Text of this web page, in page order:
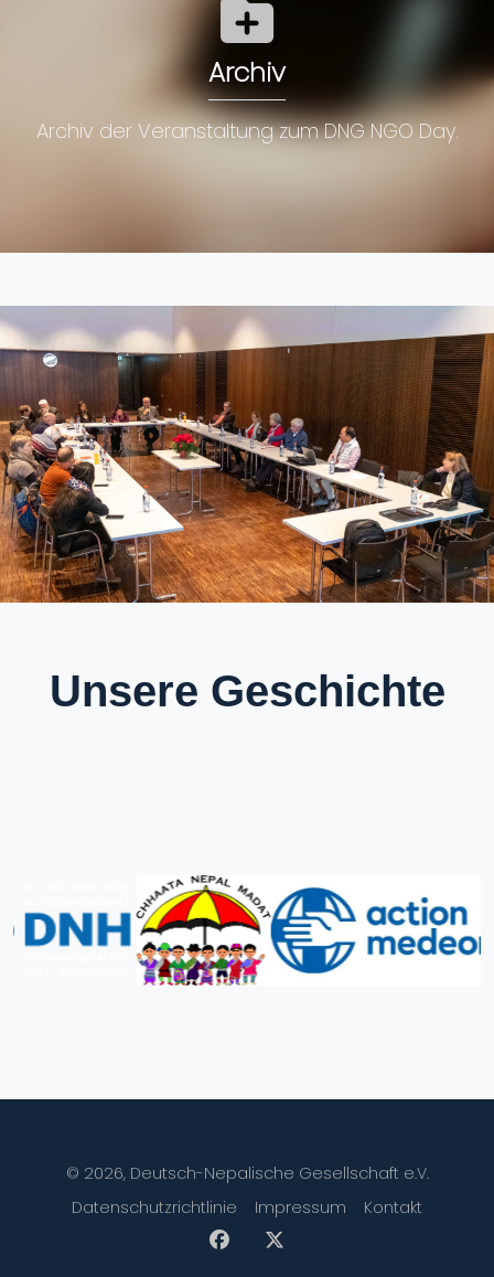
Archiv
Archiv der Veranstaltung zum DNG NGO Day.
Unsere Geschichte
© 2026, Deutsch-Nepalische Gesellschaft e.V.
Datenschutzrichtlinie
Impressum Kontakt